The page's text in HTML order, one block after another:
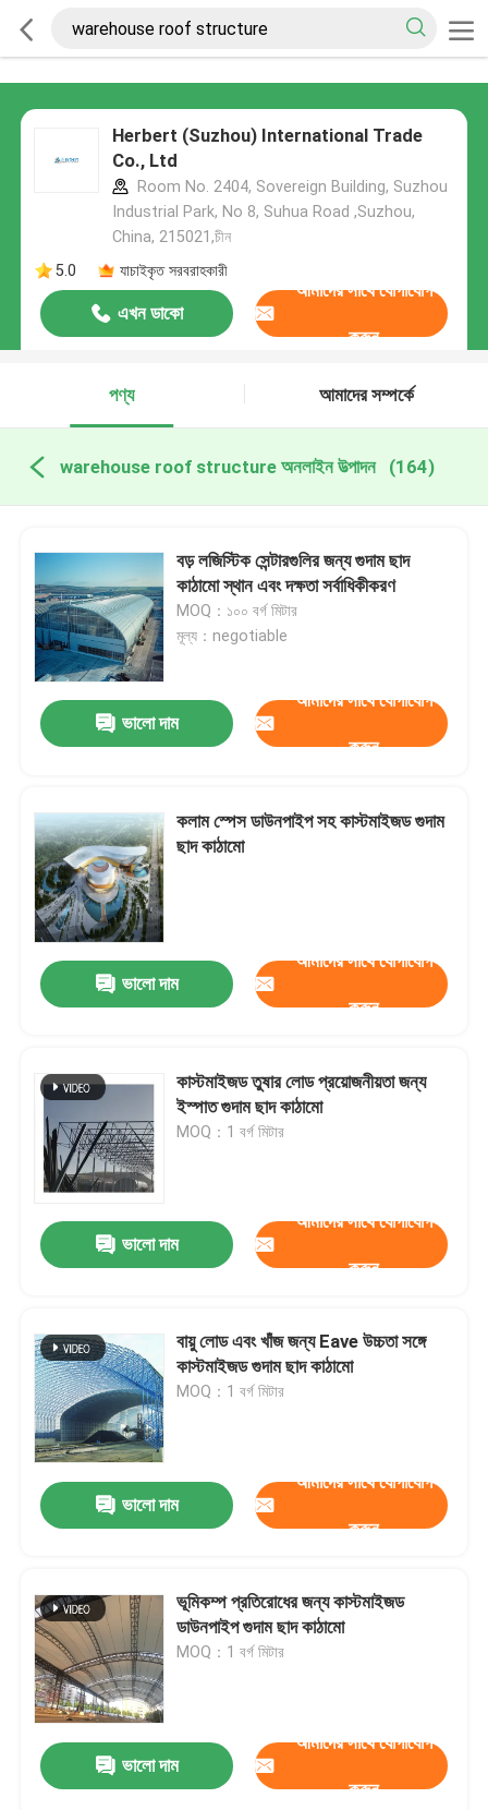
Herbert (Suzhou) International Trade
Co., Ltd
Room No. 2404, Sovereign Building, Suzhou
Industrial Park, No 8, Suhua Road ,Suzhou,
China, 215021,চীন
5.0
যাচাইকৃত সরবরাহকারী
এখন ডাকো
আমাদের সাথে যোগাযোগ
করুন
পণ্য আমাদের সম্পর্কে
warehouse roof structure অনলাইন উত্পাদন (164)
বড় লজিস্টিক সেন্টারগুলির জন্য গুদাম ছাদ
কাঠামো স্থান এবং দক্ষতা সর্বাধিকীকরণ
MOQ：১০০ বর্গ মিটার
মূল্য：negotiable
ভালো দাম
আমাদের সাথে যোগাযোগ
করুন
কলাম স্পেস ডাউনপাইপ সহ কাস্টমাইজড গুদাম
ছাদ কাঠামো
ভালো দাম
আমাদের সাথে যোগাযোগ
করুন
কাস্টমাইজড তুষার লোড প্রয়োজনীয়তা জন্য
ইস্পাত গুদাম ছাদ কাঠামো
MOQ：1 বর্গ মিটার
ভালো দাম
আমাদের সাথে যোগাযোগ
করুন
বায়ু লোড এবং খাঁজ জন্য Eave উচ্চতা সঙ্গে
কাস্টমাইজড গুদাম ছাদ কাঠামো
MOQ：1 বর্গ মিটার
ভালো দাম
আমাদের সাথে যোগাযোগ
করুন
ভূমিকম্প প্রতিরোধের জন্য কাস্টমাইজড
ডাউনপাইপ গুদাম ছাদ কাঠামো
MOQ：1 বর্গ মিটার
ভালো দাম
আমাদের সাথে যোগাযোগ
করুন